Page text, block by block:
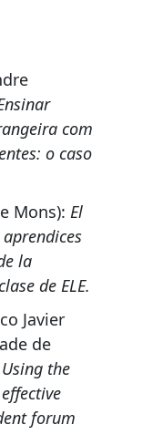
com
o caso
Mons): El
la
de ELE.
Javier
de
Using the
forum